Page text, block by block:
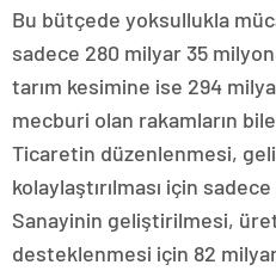
Bu bütçede yoksullukla
sadece 280 milyar 35
tarım kesimine ise 294
mecburi olan rakamların
Ticaretin düzenlenmesi,
kolaylaştırılması için sadece
Sanayinin geliştirilmesi,
desteklenmesi için 82